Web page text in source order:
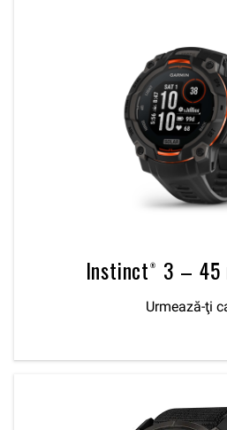
Instinct® 3 – 45
Urmează-ţi